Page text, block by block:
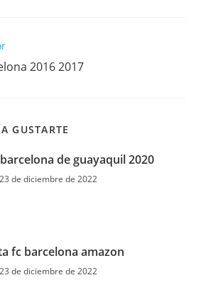
2016 2017
GUSTARTE
de guayaquil 2020
23 de diciembre de 2022
fc barcelona amazon
23 de diciembre de 2022